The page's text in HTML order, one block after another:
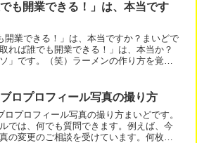
も開業できる！」は、本当です
業できる！」は、本当ですか？まいどで
れば誰でも開業できる！」は、本当か？
」です。（笑）ラーメンの作り方を覚え
ロプロフィール写真の撮り方
プロフィール写真の撮り方まいどです。
では、何でも質問できます。例えば、今
の変更のご相談を受けています。何枚か